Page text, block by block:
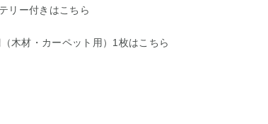
リー付きはこちら
木材・カーペット用）1枚はこちら